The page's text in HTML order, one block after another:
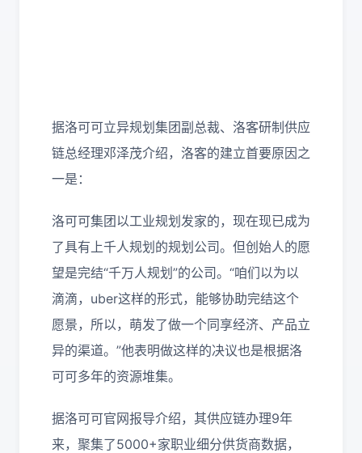
据洛可可立异规划集团副总裁、洛客研制供应
链总经理邓泽茂介绍，洛客的建立首要原因之
一是：
洛可可集团以工业规划发家的，现在现已成为
了具有上千人规划的规划公司。但创始人的愿
望是完结“千万人规划”的公司。“咱们以为以
滴滴，uber这样的形式，能够协助完结这个
愿景，所以，萌发了做一个同享经济、产品立
异的渠道。”他表明做这样的决议也是根据洛
可可多年的资源堆集。
据洛可可官网报导介绍，其供应链办理9年
来，聚集了5000+家职业细分供货商数据，